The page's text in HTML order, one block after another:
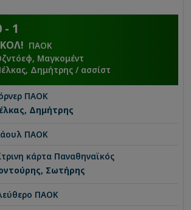
- 1
! ΠΑΟΚ
Μαγκομέντ
Δημήτρης / ασσίστ
ΠΑΟΚ
Δημήτρης
ΠΑΟΚ
κάρτα Παναθηναϊκός
Σωτήρης
ΠΑΟΚ